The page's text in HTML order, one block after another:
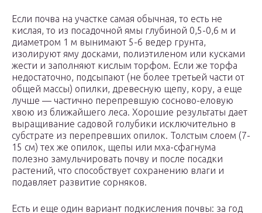
Если почва на участке самая обычная, то есть не
кислая, то из посадочной ямы глубиной 0,5-0,6 м и
диаметром 1 м вынимают 5-6 ведер грунта,
изолируют яму досками, полиэтиленом или кусками
жести и заполняют кислым торфом. Если же торфа
недостаточно, подсыпают (не более третьей части от
общей массы) опилки, древесную щепу, кору, а еще
лучше — частично перепревшую сосново-еловую
хвою из ближайшего леса. Хорошие результаты дает
выращивание садовой голубики исключительно в
субстрате из перепревших опилок. Толстым слоем (7-
15 см) тех же опилок, щепы или мха-сфагнума
полезно замульчировать почву и после посадки
растений, что способствует сохранению влаги и
подавляет развитие сорняков.
Есть и еще один вариант подкисления почвы: за год